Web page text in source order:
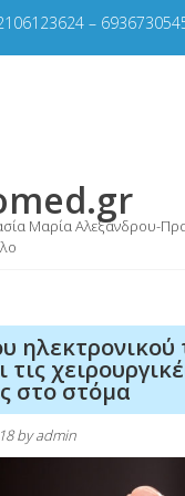
–
Μαρία Αλεξάνδρου-
ηλεκτρονικού
τις
στο στόμα
byadmin